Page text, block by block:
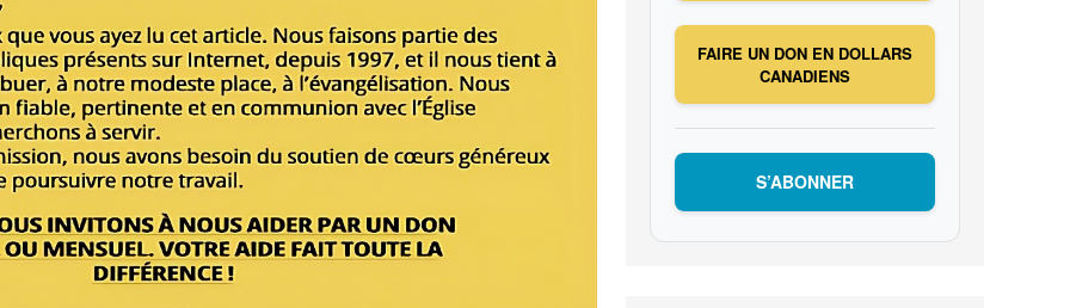
FAIRE UN DON EN DOLLARS
CANADIENS
S’ABONNER